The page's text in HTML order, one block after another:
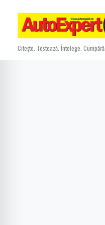
content
Citește. Testează. Întelege. Cumpără.